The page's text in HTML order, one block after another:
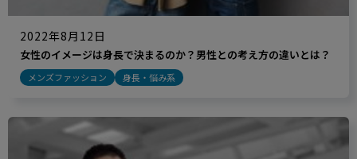
2022年8月12日
女性のイメージは身長で決まるのか？男性との考え方の違いとは？
メンズファッション 身長・悩み系